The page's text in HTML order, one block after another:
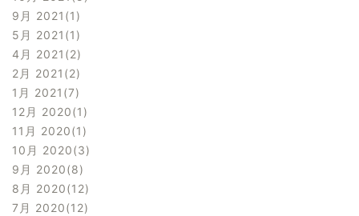
9月 2021 1
5月 2021 1
4月 2021 2
2月 2021 2
1月 2021 7
12月 2020 1
11月 2020 1
10月 2020 3
9月 2020 8
8月 2020 12
7月 2020 12